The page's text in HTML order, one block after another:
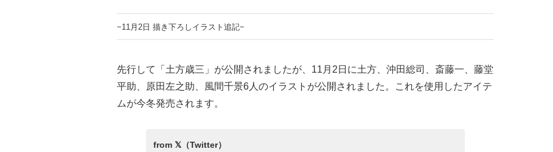
−11月2日 描き下ろしイラスト追記−
先行して「土方歳三」が公開されましたが、11月2日に土方、沖田総司、斎藤一、藤堂
平助、原田左之助、風間千景6人のイラストが公開されました。これを使用したアイテ
ムが今冬発売されます。